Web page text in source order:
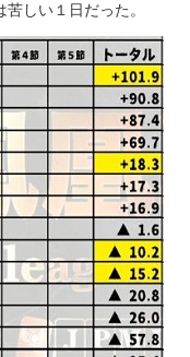
しい１日だった。